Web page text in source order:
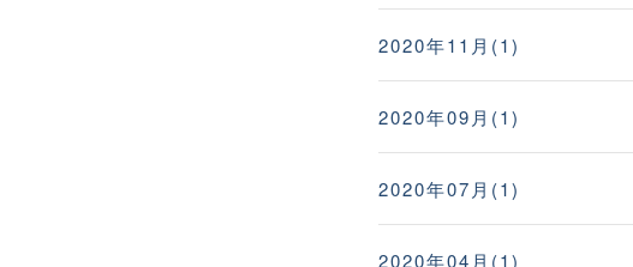
2020年11月(1)
2020年09月(1)
2020年07月(1)
2020年04月(1)